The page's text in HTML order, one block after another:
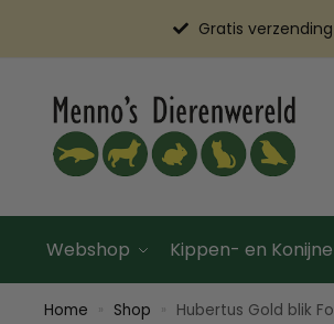
Gratis
Webshop Kippen- en
Home Shop Hubertus Gold blik